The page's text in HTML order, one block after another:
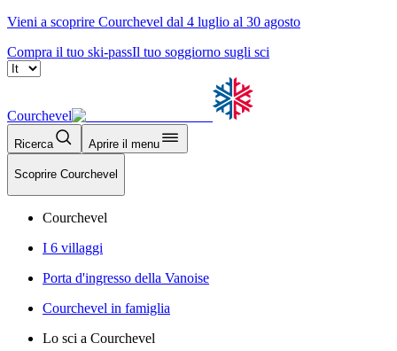
Vieni a scoprire Courchevel dal 4 luglio al 30 agosto
Compra il tuo ski-passIl tuo soggiorno sugli sci
Courchevel
Ricerca Aprire il menu
Scoprire Courchevel
Courchevel
I 6 villaggi
Porta d'ingresso della Vanoise
Courchevel in famiglia
Lo sci a Courchevel